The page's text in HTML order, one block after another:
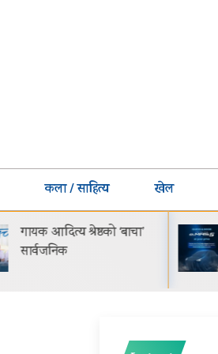
कला / साहित्य खेल
गायक आदित्य श्रेष्ठको ‘बाचा’
सार्वजनिक